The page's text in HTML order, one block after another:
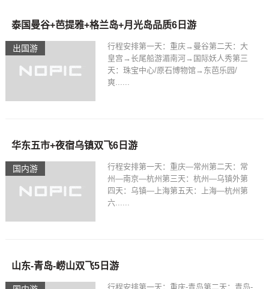
出国游
泰国曼谷+芭提雅+格兰岛+月光岛品质6日游
行程安排第一天：重庆→曼谷第二天：大
皇宫→长尾船游湄南河→国际妖人秀第三
天：珠宝中心/原石博物馆→东芭乐园/
爽......
国内游
华东五市+夜宿乌镇双飞6日游
行程安排第一天：重庆—常州第二天：常
州—南京—杭州第三天：杭州—乌镇外第
四天：乌镇—上海第五天：上海—杭州第
六......
山东-青岛-崂山双飞5日游
行程安排第一天：重庆-青岛第二天：青岛-